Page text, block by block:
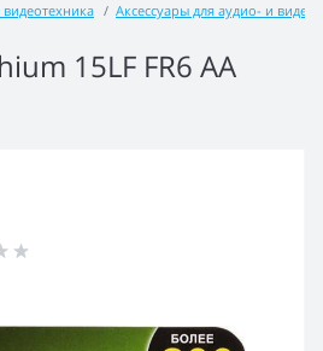
Аксессуары для аудио- и
15LF FR6 AA